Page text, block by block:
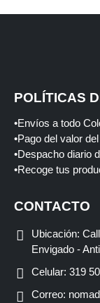
POLÍTICAS
•Envíos a todo
•Pago del valor
•Despacho diario
•Recoge tus
CONTACTO
Ubicación:
Envigado -
Celular: 319
Correo: